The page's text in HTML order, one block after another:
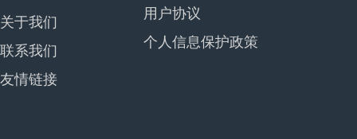
关于我们
联系我们
友情链接
用户协议
个人信息保护政策